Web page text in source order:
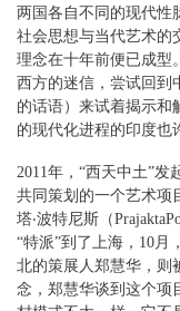
两国各自不同的现代性
社会思想与当代艺术的
理念在十年前便已成型
西方的迷信，尝试回到
的话语）来试着揭示和
的现代化进程的印度也
2011年，“西天中土”发
共同策划的一个艺术
塔‧波特尼斯（
“特派”到了上海，10
北的策展人郑慧华，则
念，郑慧华谈到这个项